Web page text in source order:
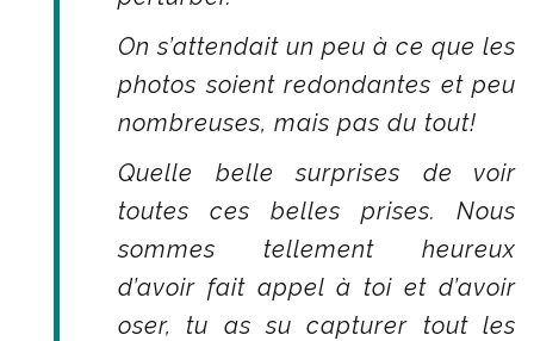
On s’attendait un peu à ce que les
photos soient redondantes et peu
nombreuses, mais pas du tout!
Quelle belle surprises de voir
toutes ces belles prises. Nous
sommes tellement heureux
d’avoir fait appel à toi et d’avoir
oser, tu as su capturer tout les